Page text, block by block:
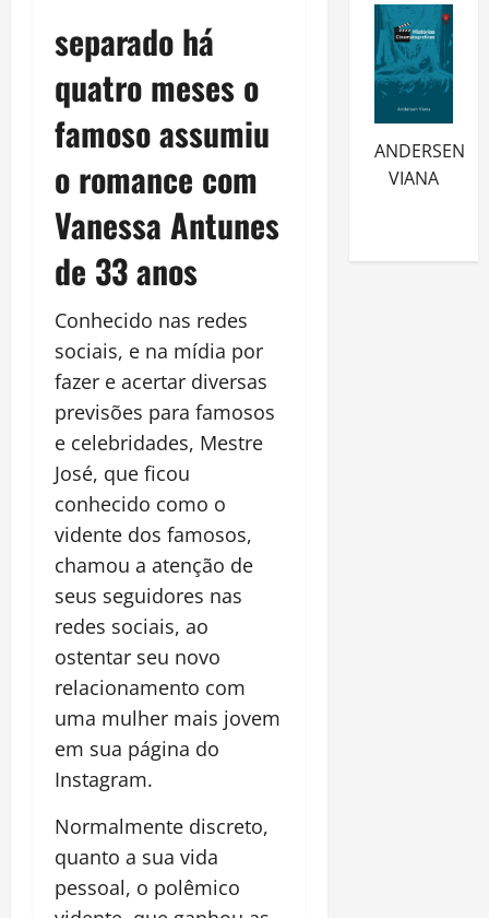
separado há
quatro meses o
famoso assumiu
o romance com
Vanessa Antunes
de 33 anos
Conhecido nas redes
sociais, e na mídia por
fazer e acertar diversas
previsões para famosos
e celebridades, Mestre
José, que ficou
conhecido como o
vidente dos famosos,
chamou a atenção de
seus seguidores nas
redes sociais, ao
ostentar seu novo
relacionamento com
uma mulher mais jovem
em sua página do
Instagram.
Normalmente discreto,
quanto a sua vida
pessoal, o polêmico
ANDERSEN
VIANA